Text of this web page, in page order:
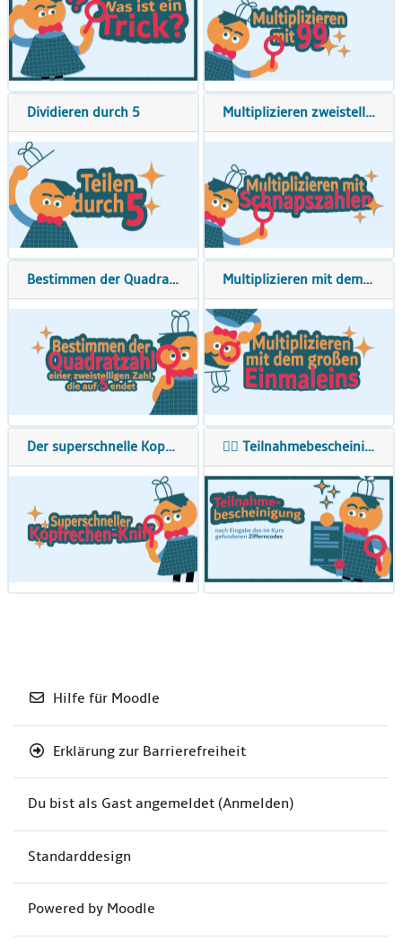
Dividieren durch 5 Multiplizieren zweistelliger Schnapszahlen
Bestimmen der Quadratzahl einer zweistelligen Zahl, die auf 5 endet Multiplizieren mit dem großen Einmaleins
Der superschnelle Kopfrechentrick 🕵️‍♂️ Teilnahmebescheinigung für echte Junior-Zahlendetektive!
Hilfe für Moodle
Erklärung zur Barrierefreiheit
Du bist als Gast angemeldet (Anmelden)
Standarddesign
Powered by Moodle